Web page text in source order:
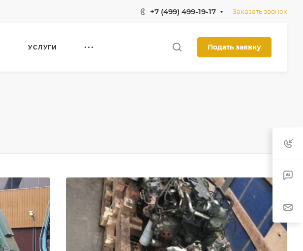
+7 (499) 499-19-17 Заказать звонок
УСЛУГИ Подать заявку